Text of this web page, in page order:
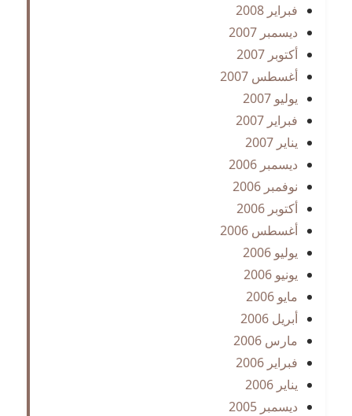
فبراير 2008
ديسمبر 2007
أكتوبر 2007
أغسطس 2007
يوليو 2007
فبراير 2007
يناير 2007
ديسمبر 2006
نوفمبر 2006
أكتوبر 2006
أغسطس 2006
يوليو 2006
يونيو 2006
مايو 2006
أبريل 2006
مارس 2006
فبراير 2006
يناير 2006
ديسمبر 2005